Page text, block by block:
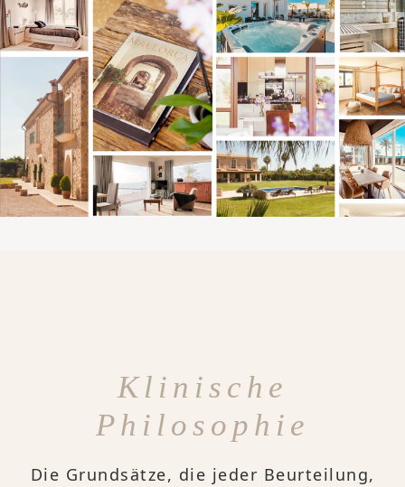
Klinische
Philosophie
Die Grundsätze, die jeder Beurteilung,